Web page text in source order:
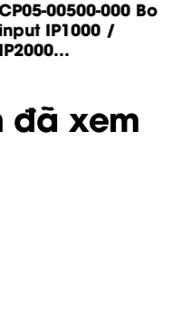
00500-000 Bo
input IP1000 /
IP2000...
đã xem